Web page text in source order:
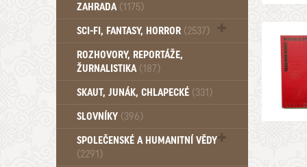
ZAHRADA (1175)
SCI-FI, FANTASY, HORROR (2537)
UFO (14)
ROZHOVORY, REPORTÁŽE,
ŽURNALISTIKA (187)
SKAUT, JUNÁK, CHLAPECKÉ (331)
SLOVNÍKY (396)
SPOLEČENSKÉ A HUMANITNÍ VĚDY
(2291)